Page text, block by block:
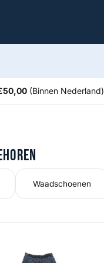
(Binnen Nederland)
Waadschoenen